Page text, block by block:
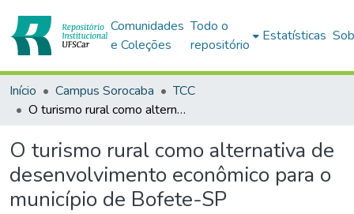
Comunidades
e Coleções
Todo o
repositório
Estatísticas
Início Campus Sorocaba
TCC
O turismo rural como alternativa de desenvolvimento econômico para o município de Bofete-SP
O turismo rural como alternativa de
desenvolvimento econômico para o
município de Bofete-SP